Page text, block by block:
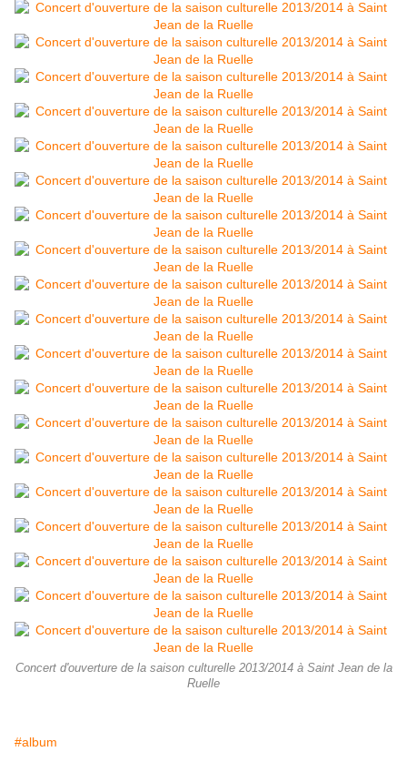
Concert d'ouverture de la saison culturelle 2013/2014 à Saint Jean de la
Ruelle
#album